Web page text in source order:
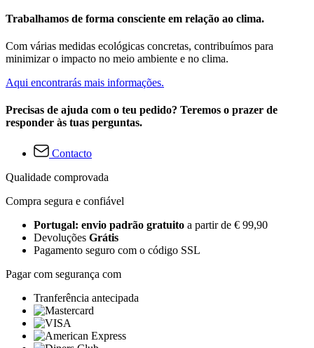
Trabalhamos de forma consciente em relação ao clima.
Com várias medidas ecológicas concretas, contribuímos para
minimizar o impacto no meio ambiente e no clima.
Aqui encontrarás mais informações.
Precisas de ajuda com o teu pedido? Teremos o prazer de
responder às tuas perguntas.
Contacto
Qualidade comprovada
Compra segura e confiável
Portugal: envio padrão gratuito a partir de € 99,90
Devoluções Grátis
Pagamento seguro com o código SSL
Pagar com segurança com
Tranferência antecipada